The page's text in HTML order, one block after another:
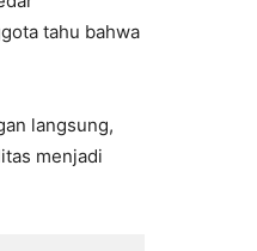
tahu bahwa
langsung,
menjadi